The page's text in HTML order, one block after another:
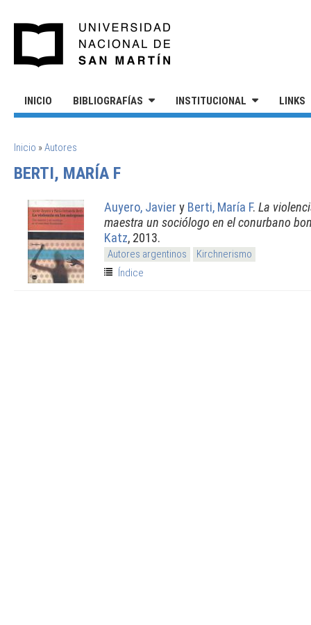
INICIO BIBLIOGRAFÍAS INSTITUCIONAL LINKS
SE ENCUENTRA USTED AQUÍ
Inicio »Autores
BERTI, MARÍA F
Auyero, Javier y Berti, María F. La
maestra un sociólogo en el conurbano
Katz, 2013.
Autores argentinos
Kirchnerismo
Índice